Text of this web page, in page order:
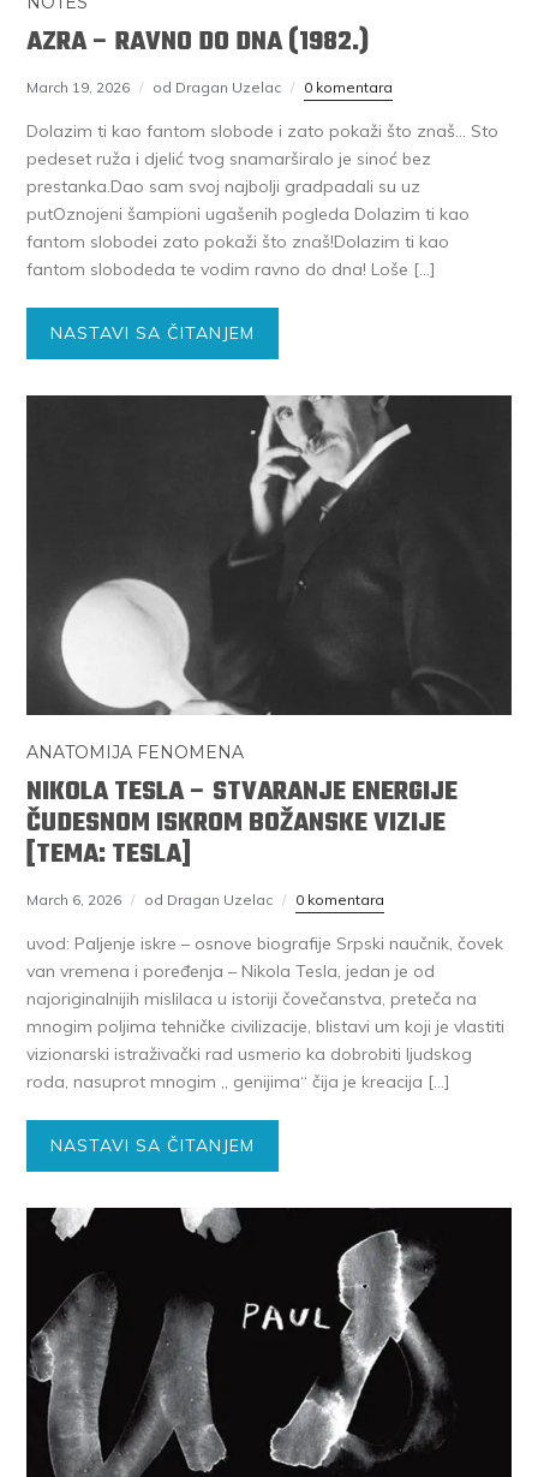
AZRA – RAVNO DO DNA (1982.)
March 19, 2026 od Dragan Uzelac 0 komentara
Dolazim ti kao fantom slobode i zato pokaži što znaš… Sto
pedeset ruža i djelić tvog snamarširalo je sinoć bez
prestanka.Dao sam svoj najbolji gradpadali su uz
putOznojeni šampioni ugašenih pogleda Dolazim ti kao
fantom slobodei zato pokaži što znaš!Dolazim ti kao
fantom slobodeda te vodim ravno do dna! Loše […]
NASTAVI SA ČITANJEM
ANATOMIJA FENOMENA
NIKOLA TESLA – STVARANJE ENERGIJE
ČUDESNOM ISKROM BOŽANSKE VIZIJE
[TEMA: TESLA]
March 6, 2026 od Dragan Uzelac 0 komentara
uvod: Paljenje iskre – osnove biografije Srpski naučnik, čovek
van vremena i poređenja – Nikola Tesla, jedan je od
najoriginalnijih mislilaca u istoriji čovečanstva, preteča na
mnogim poljima tehničke civilizacije, blistavi um koji je vlastiti
vizionarski istraživački rad usmerio ka dobrobiti ljudskog
roda, nasuprot mnogim ,, genijima“ čija je kreacija […]
NASTAVI SA ČITANJEM